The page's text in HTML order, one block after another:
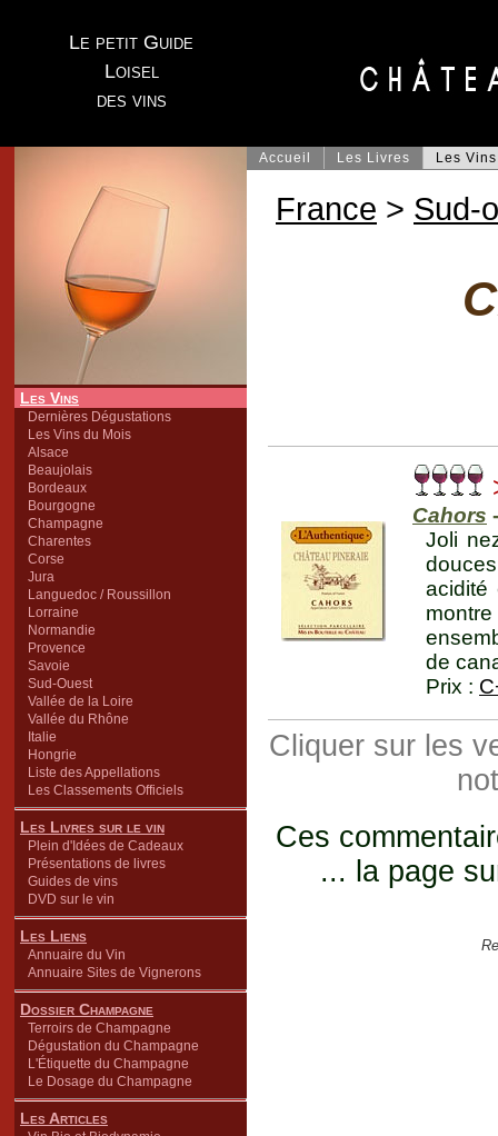
Le petit Guide
Loisel
des vins
Les Vins
Dernières Dégustations
Les Vins du Mois
Alsace
Beaujolais
Bordeaux
Bourgogne
Champagne
Charentes
Corse
Jura
Languedoc / Roussillon
Lorraine
Normandie
Provence
Savoie
Sud-Ouest
Vallée de la Loire
Vallée du Rhône
Italie
Hongrie
Liste des Appellations
Les Classements Officiels
Les Livres sur le vin
Plein d'Idées de Cadeaux
Présentations de livres
Guides de vins
DVD sur le vin
Les Liens
Annuaire du Vin
Annuaire Sites de Vignerons
Dossier Champagne
Terroirs de Champagne
Dégustation du Champagne
L'Étiquette du Champagne
Le Dosage du Champagne
Les Articles
Accueil Les Livres Les Vins
France > Sud-
Cahors
Joli
acidité
de
Prix :
Cliquer sur les
Ces
... la page